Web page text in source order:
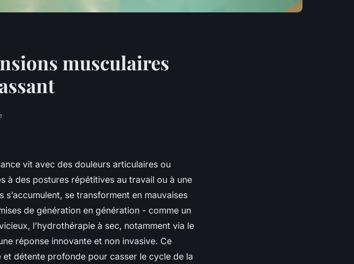
musculaires
vit avec des douleurs articulaires ou
à des postures répétitives au travail ou à une
se transforment en mauvaises
de génération en génération - comme un
l’hydrothérapie à sec, notamment via le
réponse innovante et non invasive. Ce
détente profonde pour casser le cycle de la